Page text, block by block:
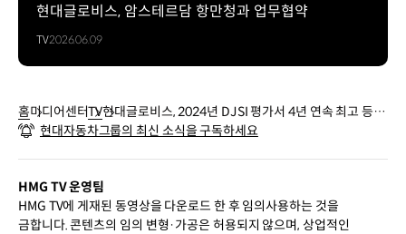
현대글로비스, 암스테르담 항만청과 업무협약
TV2026.06.09
홈미디어센터TV현대글로비스, 2024년 DJSI 평가서 4년 연속 최고 등급
획득
현대자동차그룹의 최신 소식을 구독하세요
HMG TV 운영팀
HMG TV에 게재된 동영상을 다운로드 한 후 임의사용하는 것을
금합니다. 콘텐츠의 임의 변형·가공은 허용되지 않으며, 상업적인